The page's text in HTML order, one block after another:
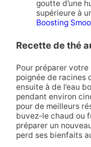
goutte d’une
supérieure à
Boosting
Recette de thé
Pour préparer
poignée de racines
ensuite à de l’eau
pendant environ
pour de meilleurs
buvez-le chaud ou
préparer un
perd ses bienfaits